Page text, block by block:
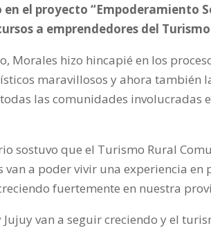
en el proyecto “Empoderamiento
a emprendedores del
Morales hizo hincapié en los
maravillosos y ahora también
las comunidades involucradas
sostuvo que el Turismo Rural
van a poder vivir una experiencia
fuertemente en nuestra
Jujuy van a seguir creciendo y el